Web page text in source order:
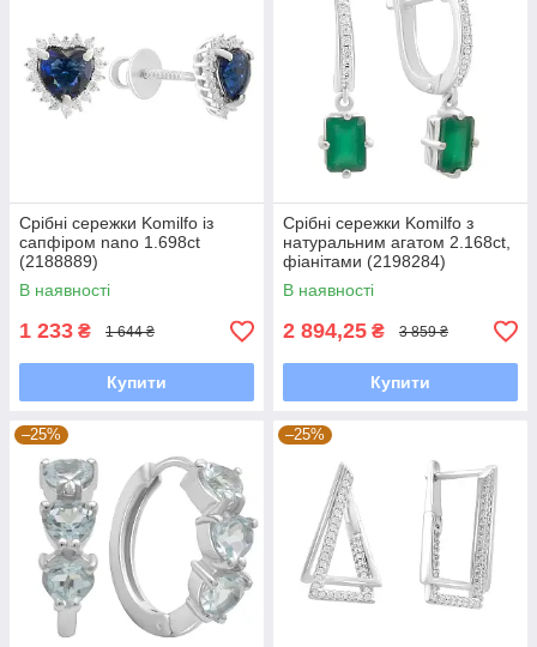
Срібні сережки Komilfo із
сапфіром nano 1.698ct
(2188889)
В наявності
1 233 ₴ 1 644 ₴
Купити
Срібні сережки Komilfo з
натуральним агатом 2.168ct,
фіанітами (2198284)
В наявності
2 894,25 ₴ 3 859 ₴
Купити
–25% –25%